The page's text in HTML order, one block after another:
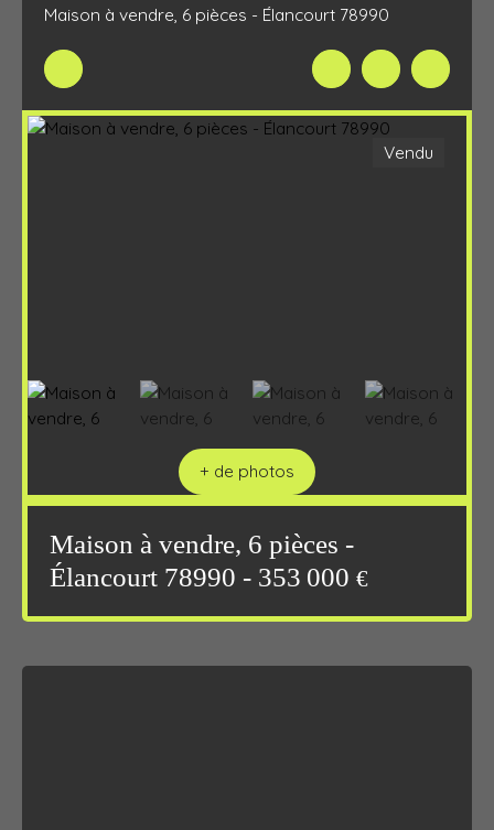
Maison à vendre, 6 pièces - Élancourt 78990
Vendu
+ de photos
Maison à vendre, 6 pièces -
Élancourt 78990 - 353 000 €